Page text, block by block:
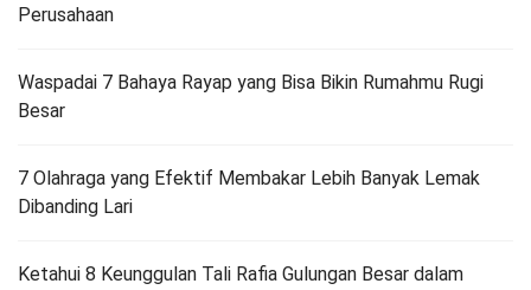
Perusahaan
Waspadai 7 Bahaya Rayap yang Bisa Bikin Rumahmu Rugi
Besar
7 Olahraga yang Efektif Membakar Lebih Banyak Lemak
Dibanding Lari
Ketahui 8 Keunggulan Tali Rafia Gulungan Besar dalam